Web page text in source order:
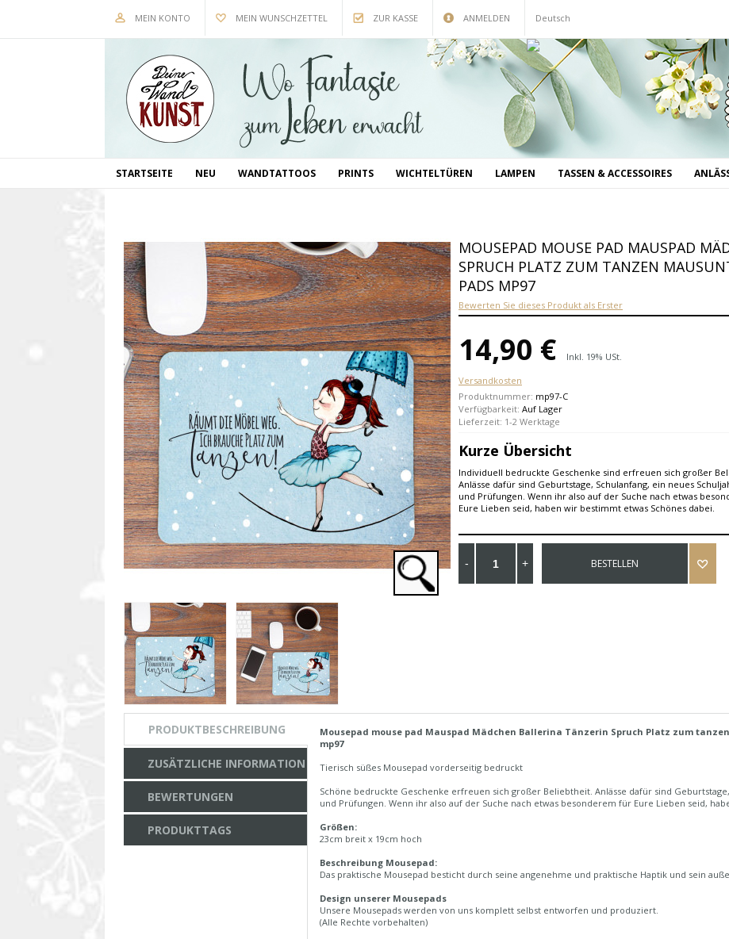
MEIN KONTO MEIN WUNSCHZETTEL ZUR KASSE ANMELDEN Deutsch
STARTSEITE NEU WANDTATTOOS PRINTS WICHTELTÜREN LAMPEN TASSEN & ACCESSOIRES
MOUSEPAD MOUSE PAD MAUSPAD
SPRUCH PLATZ ZUM TANZEN
PADS MP97
Bewerten Sie dieses Produkt als Erster
14,90 €
Inkl. 19% USt.
Versandkosten
Produktnummer: mp97-C
Verfügbarkeit: Auf Lager
Lieferzeit: 1-2 Werktage
Kurze Übersicht
Individuell bedruckte Geschenke sind erfreuen sich großer
Anlässe dafür sind Geburtstage, Schulanfang, ein neues
und Prüfungen. Wenn ihr also auf der Suche nach etwas
Eure Lieben seid, haben wir bestimmt etwas Schönes dabei.
BESTELLEN
PRODUKTBESCHREIBUNG
ZUSÄTZLICHE INFORMATION
BEWERTUNGEN
PRODUKTTAGS
Mousepad mouse pad Mauspad Mädchen Ballerina Tänzerin Spruch Platz zum
mp97
Tierisch süßes Mousepad vorderseitig bedruckt
Schöne bedruckte Geschenke erfreuen sich großer Beliebtheit. Anlässe dafür sind
und Prüfungen. Wenn ihr also auf der Suche nach etwas besonderem für Eure Lieben seid,
Größen:
23cm breit x 19cm hoch
Beschreibung Mousepad:
Das praktische Mousepad besticht durch seine angenehme und praktische Haptik und sein
Design unserer Mousepads
Unsere Mousepads werden von uns komplett selbst entworfen und produziert.
(Alle Rechte vorbehalten)